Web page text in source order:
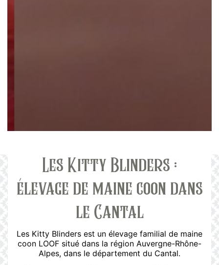
Les Kitty Blinders :
élevage de maine coon dans
le Cantal
Les Kitty Blinders est un élevage familial de maine
coon LOOF situé dans la région Auvergne-Rhône-
Alpes, dans le département du Cantal.